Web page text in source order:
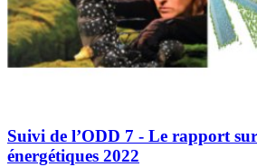
Suivi de l’ODD 7 - Le rapport
énergétiques 2022